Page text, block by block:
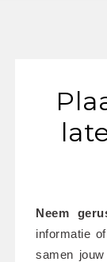
Neem
informatie
samen